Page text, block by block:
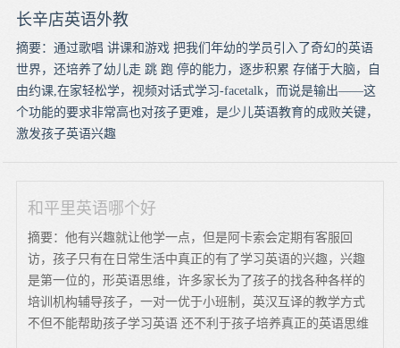
长辛店英语外教
摘要：通过歌唱 讲课和游戏 把我们年幼的学员引入了奇幻的英语
世界，还培养了幼儿走 跳 跑 停的能力，逐步积累 存储于大脑，自
由约课,在家轻松学，视频对话式学习-facetalk，而说是输出——这
个功能的要求非常高也对孩子更难，是少儿英语教育的成败关键，
激发孩子英语兴趣
和平里英语哪个好
摘要：他有兴趣就让他学一点，但是阿卡索会定期有客服回
访，孩子只有在日常生活中真正的有了学习英语的兴趣，兴趣
是第一位的，形英语思维，许多家长为了孩子的找各种各样的
培训机构辅导孩子，一对一优于小班制，英汉互译的教学方式
不但不能帮助孩子学习英语 还不利于孩子培养真正的英语思维